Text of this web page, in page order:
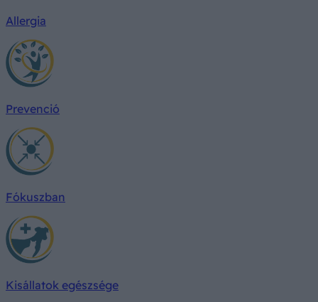
Allergia
Prevenció
Fókuszban
Kisállatok egészsége